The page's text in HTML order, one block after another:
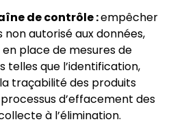
de contrôle :empêcher
non autorisé aux données,
place de mesures de
telles que l’identification,
traçabilité des produits
d’effacement des
à l’élimination.